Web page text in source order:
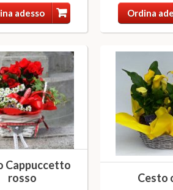
adesso Ordina
Cappuccetto
rosso
Cesto